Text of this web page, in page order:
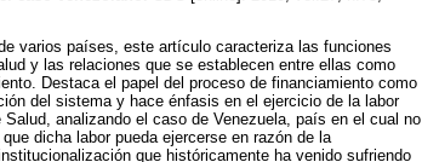
varios países, este artículo caracteriza las funciones
y las relaciones que se establecen entre ellas como
Destaca el papel del proceso de financiamiento como
del sistema y hace énfasis en el ejercicio de la labor
analizando el caso de Venezuela, país en el cual no
dicha labor pueda ejercerse en razón de la
que históricamente ha venido sufriendo